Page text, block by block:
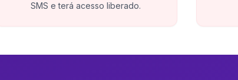
SMS e terá acesso liberado.